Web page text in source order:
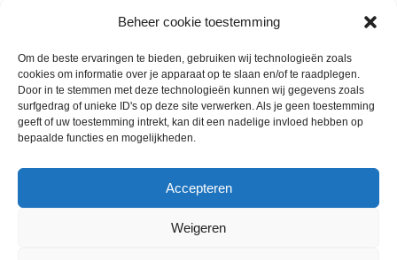
Beheer cookie toestemming
Om de beste ervaringen te bieden, gebruiken wij technologieën zoals
cookies om informatie over je apparaat op te slaan en/of te raadplegen.
Door in te stemmen met deze technologieën kunnen wij gegevens zoals
surfgedrag of unieke ID's op deze site verwerken. Als je geen toestemming
geeft of uw toestemming intrekt, kan dit een nadelige invloed hebben op
bepaalde functies en mogelijkheden.
Accepteren
Weigeren
Wie zijn wij
Contact met onze inkoop
Klantenservice
Annuleer & Retourbeleid
Horeca-Groothandel